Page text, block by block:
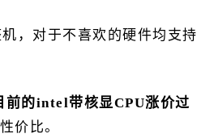
，对于不喜欢的硬件均支持
前的intel带核显CPU涨价过
价比。